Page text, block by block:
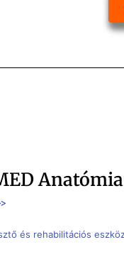
és rehabilitációs